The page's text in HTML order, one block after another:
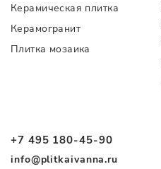
+7 495 180-45-90
info@plitkaivanna.ru
Керамическая плитка
Керамогранит
Плитка мозаика